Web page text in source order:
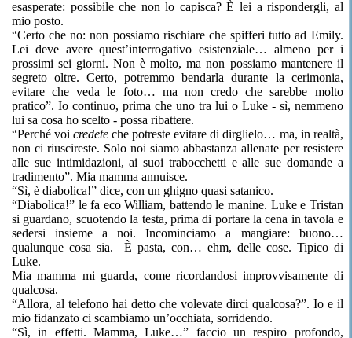
esasperate: possibile che non lo capisca? È lei a rispondergli, al
mio posto.
“Certo che no: non possiamo rischiare che spifferi tutto ad Emily.
Lei deve avere quest’interrogativo esistenziale… almeno per i
prossimi sei giorni. Non è molto, ma non possiamo mantenere il
segreto oltre. Certo, potremmo bendarla durante la cerimonia,
evitare che veda le foto… ma non credo che sarebbe molto
pratico”. Io continuo, prima che uno tra lui o Luke - sì, nemmeno
lui sa cosa ho scelto - possa ribattere.
“Perché voicredete che potreste evitare di dirglielo… ma, in realtà,
non ci riuscireste. Solo noi siamo abbastanza allenate per resistere
alle sue intimidazioni, ai suoi trabocchetti e alle sue domande a
tradimento”. Mia mamma annuisce.
“Sì, è diabolica!” dice, con un ghigno quasi satanico.
“Diabolica!” le fa eco William, battendo le manine. Luke e Tristan
si guardano, scuotendo la testa, prima di portare la cena in tavola e
sedersi insieme a noi. Incominciamo a mangiare: buono…
qualunque cosa sia.
È pasta, con… ehm, delle cose. Tipico di
Luke.
Mia mamma mi guarda, come ricordandosi improvvisamente di
qualcosa.
“Allora, al telefono hai detto che volevate dirci qualcosa?”. Io e il
mio fidanzato ci scambiamo un’occhiata, sorridendo.
“Sì, in effetti. Mamma, Luke…” faccio un respiro profondo,